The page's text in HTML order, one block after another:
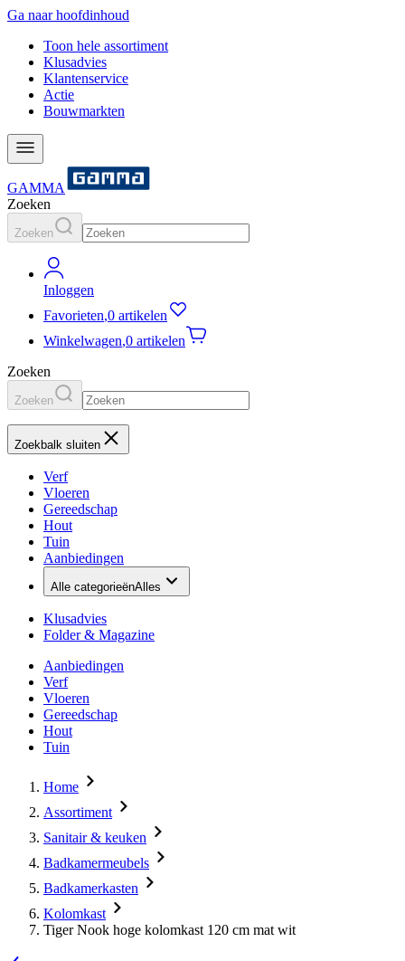
Ga naar hoofdinhoud
Toon hele assortiment
Klusadvies
Klantenservice
Actie
Bouwmarkten
GAMMA
Zoeken
Zoeken
Inloggen
Favorieten,0 artikelen
Winkelwagen,0 artikelen
Zoeken
Zoeken
Zoekbalk sluiten
Verf
Vloeren
Gereedschap
Hout
Tuin
Aanbiedingen
Alle categorieënAlles
Klusadvies
Folder & Magazine
Aanbiedingen
Verf
Vloeren
Gereedschap
Hout
Tuin
Home
Assortiment
Sanitair & keuken
Badkamermeubels
Badkamerkasten
Kolomkast
Tiger Nook hoge kolomkast 120 cm mat wit